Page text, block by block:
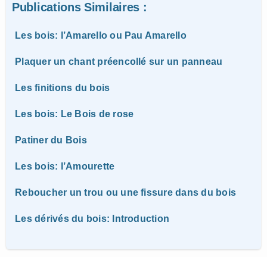
Publications Similaires :
Les bois: l’Amarello ou Pau Amarello
Plaquer un chant préencollé sur un panneau
Les finitions du bois
Les bois: Le Bois de rose
Patiner du Bois
Les bois: l’Amourette
Reboucher un trou ou une fissure dans du bois
Les dérivés du bois: Introduction